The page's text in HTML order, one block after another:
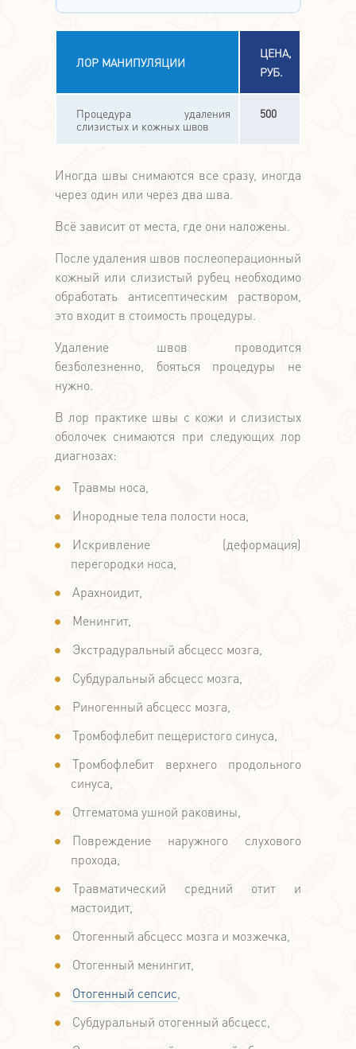
ЛОР МАНИПУЛЯЦИИ
ЦЕНА,
РУБ.
Процедура удаления
слизистых и кожных швов
500
Иногда швы снимаются все сразу, иногда
через один или через два шва.
Всё зависит от места, где они наложены.
После удаления швов послеоперационный
кожный или слизистый рубец необходимо
обработать антисептическим раствором,
это входит в стоимость процедуры.
Удаление швов проводится
безболезненно, бояться процедуры не
нужно.
В лор практике швы с кожи и слизистых
оболочек снимаются при следующих лор
диагнозах:
Травмы носа,
Инородные тела полости носа,
Искривление (деформация)
перегородки носа,
Арахноидит,
Менингит,
Экстрадуральный абсцесс мозга,
Субдуральный абсцесс мозга,
Риногенный абсцесс мозга,
Тромбофлебит пещеристого синуса,
Тромбофлебит верхнего продольного
синуса,
Отгематома ушной раковины,
Повреждение наружного слухового
прохода,
Травматический средний отит и
мастоидит,
Отогенный абсцесс мозга и мозжечка,
Отогенный менингит,
Отогенный сепсис
Субдуральный отогенный абсцесс,